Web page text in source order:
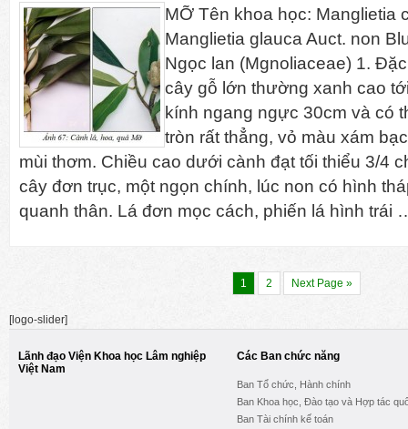
MỠ Tên khoa học: Manglietia
Manglietia glauca Auct. non
Ngọc lan (Mgnoliaceae) 1.
cây gỗ lớn thường xanh cao
kính ngang ngực 30cm và có
tròn rất thẳng, vỏ màu xám
mùi thơm. Chiều cao dưới cành đạt tối thiểu 3/4
cây đơn trục, một ngọn chính, lúc non có hình
quanh thân. Lá đơn mọc cách, phiến lá hình trái
1 2 Next Page »
[logo-slider]
Lãnh đạo Viện Khoa học Lâm nghiệp
Việt Nam
Các Ban chức năng
Ban Tổ chức, Hành chính
Ban Khoa học, Đào tạo và Hợp tác
Ban Tài chính kế toán